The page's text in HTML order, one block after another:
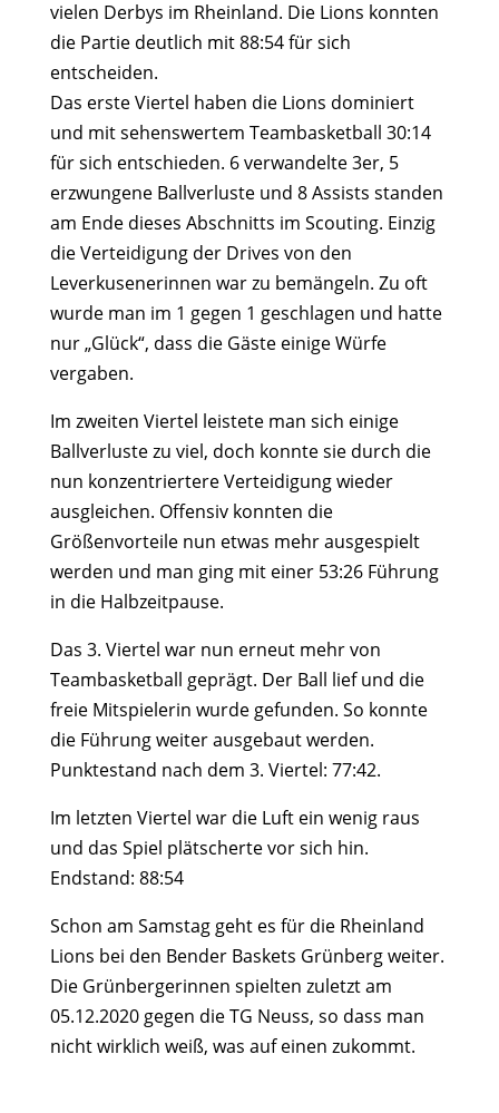
vielen Derbys im Rheinland. Die Lions konnten
die Partie deutlich mit 88:54 für sich
entscheiden.
Das erste Viertel haben die Lions dominiert
und mit sehenswertem Teambasketball 30:14
für sich entschieden. 6 verwandelte 3er, 5
erzwungene Ballverluste und 8 Assists standen
am Ende dieses Abschnitts im Scouting. Einzig
die Verteidigung der Drives von den
Leverkusenerinnen war zu bemängeln. Zu oft
wurde man im 1 gegen 1 geschlagen und hatte
nur „Glück“, dass die Gäste einige Würfe
vergaben.
Im zweiten Viertel leistete man sich einige
Ballverluste zu viel, doch konnte sie durch die
nun konzentriertere Verteidigung wieder
ausgleichen. Offensiv konnten die
Größenvorteile nun etwas mehr ausgespielt
werden und man ging mit einer 53:26 Führung
in die Halbzeitpause.
Das 3. Viertel war nun erneut mehr von
Teambasketball geprägt. Der Ball lief und die
freie Mitspielerin wurde gefunden. So konnte
die Führung weiter ausgebaut werden.
Punktestand nach dem 3. Viertel: 77:42.
Im letzten Viertel war die Luft ein wenig raus
und das Spiel plätscherte vor sich hin.
Endstand: 88:54
Schon am Samstag geht es für die Rheinland
Lions bei den Bender Baskets Grünberg weiter.
Die Grünbergerinnen spielten zuletzt am
05.12.2020 gegen die TG Neuss, so dass man
nicht wirklich weiß, was auf einen zukommt.